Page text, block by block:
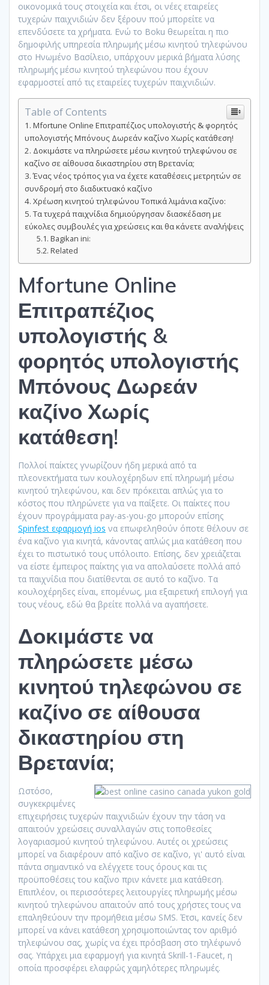
οικονομικά τους στοιχεία και έτσι, οι νέες εταιρείες
τυχερών παιχνιδιών δεν ξέρουν πού μπορείτε να
επενδύσετε τα χρήματα. Ενώ το Boku θεωρείται η πιο
δημοφιλής υπηρεσία πληρωμής μέσω κινητού τηλεφώνου
στο Ηνωμένο Βασίλειο, υπάρχουν μερικά βήματα λύσης
πληρωμής μέσω κινητού τηλεφώνου που έχουν
εφαρμοστεί από τις εταιρείες τυχερών παιχνιδιών.
Table of Contents
Mfortune Online Επιτραπέζιος υπολογιστής & φορητός
υπολογιστής Μπόνους Δωρεάν καζίνο Χωρίς κατάθεση!
Δοκιμάστε να πληρώσετε μέσω κινητού τηλεφώνου σε
καζίνο σε αίθουσα δικαστηρίου στη Βρετανία;
Ένας νέος τρόπος για να έχετε καταθέσεις μετρητών σε
συνδρομή στο διαδικτυακό καζίνο
Χρέωση κινητού τηλεφώνου Τοπικά λιμάνια καζίνο:
Τα τυχερά παιχνίδια δημιούργησαν διασκέδαση με
εύκολες συμβουλές για χρεώσεις και θα κάνετε αναλήψεις
Bagikan ini:
Related
Mfortune Online
Επιτραπέζιος
υπολογιστής &
φορητός υπολογιστής
Μπόνους Δωρεάν
καζίνο Χωρίς
κατάθεση!
Πολλοί παίκτες γνωρίζουν ήδη μερικά από τα
πλεονεκτήματα των κουλοχέρηδων επί πληρωμή μέσω
κινητού τηλεφώνου, και δεν πρόκειται απλώς για το
κόστος που πληρώνετε για να παίξετε. Οι παίκτες που
έχουν προγράμματα pay-as-you-go μπορούν επίσης
Spinfest εφαρμογή ios να επωφεληθούν όποτε θέλουν σε
ένα καζίνο για κινητά, κάνοντας απλώς μια κατάθεση που
έχει το πιστωτικό τους υπόλοιπο. Επίσης, δεν χρειάζεται
να είστε έμπειρος παίκτης για να απολαύσετε πολλά από
τα παιχνίδια που διατίθενται σε αυτό το καζίνο. Τα
κουλοχέρηδες είναι, επομένως, μια εξαιρετική επιλογή για
τους νέους, εδώ θα βρείτε πολλά να αγαπήσετε.
Δοκιμάστε να
πληρώσετε μέσω
κινητού τηλεφώνου σε
καζίνο σε αίθουσα
δικαστηρίου στη
Βρετανία;
Ωστόσο,
συγκεκριμένες
επιχειρήσεις τυχερών παιχνιδιών έχουν την τάση να
απαιτούν χρεώσεις συναλλαγών στις τοποθεσίες
λογαριασμού κινητού τηλεφώνου. Αυτές οι χρεώσεις
μπορεί να διαφέρουν από καζίνο σε καζίνο, γι' αυτό είναι
πάντα σημαντικό να ελέγχετε τους όρους και τις
προϋποθέσεις του καζίνο πριν κάνετε μια κατάθεση.
Επιπλέον, οι περισσότερες λειτουργίες πληρωμής μέσω
κινητού τηλεφώνου απαιτούν από τους χρήστες τους να
επαληθεύουν την προμήθεια μέσω SMS. Έτσι, κανείς δεν
μπορεί να κάνει κατάθεση χρησιμοποιώντας τον αριθμό
τηλεφώνου σας, χωρίς να έχει πρόσβαση στο τηλέφωνό
σας. Υπάρχει μια εφαρμογή για κινητά Skrill-1-Faucet, η
οποία προσφέρει ελαφρώς χαμηλότερες πληρωμές.